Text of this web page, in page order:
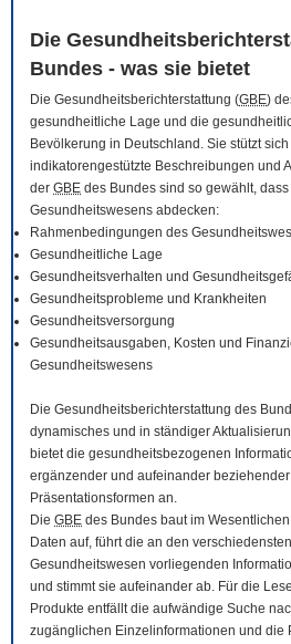
Die
Bundes - was sie bietet
Die Gesundheitsberichterstattung (GBE)
gesundheitliche Lage und die
Bevölkerung in Deutschland. Sie stützt
indikatorengestützte Beschreibungen und
der GBE des Bundes sind so gewählt,
Gesundheitswesens abdecken:
Rahmenbedingungen des
Gesundheitliche Lage
Gesundheitsverhalten und
Gesundheitsprobleme und Krankheiten
Gesundheitsversorgung
Gesundheitsausgaben, Kosten und
Gesundheitswesens
Die Gesundheitsberichterstattung des
dynamisches und in ständiger
bietet die gesundheitsbezogenen
ergänzender und aufeinander
Präsentationsformen an.
Die GBE des Bundes baut im
Daten auf, führt die an den
Gesundheitswesen vorliegenden
und stimmt sie aufeinander ab. Für die
Produkte entfällt die aufwändige Suche
zugänglichen Einzelinformationen und die